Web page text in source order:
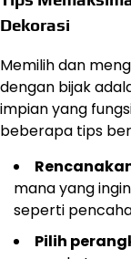
Dekorasi
Memilih dan
dengan bijak
impian yang
beberapa tips
mana yang
seperti
Pilih